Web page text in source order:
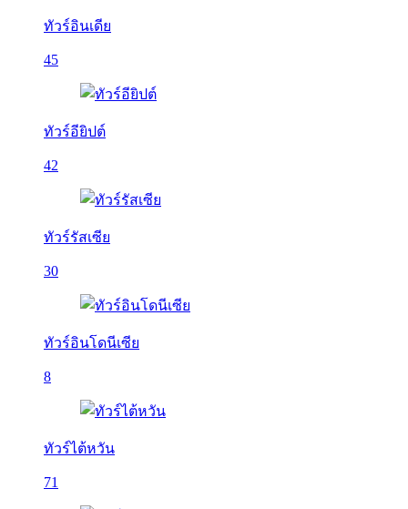
ทัวร์อินเดีย
45
ทัวร์อียิปต์
42
ทัวร์รัสเซีย
30
ทัวร์อินโดนีเซีย
8
ทัวร์ไต้หวัน
71